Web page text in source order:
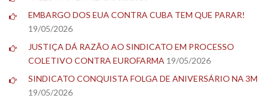
EMBARGO DOS EUA CONTRA CUBA TEM QUE PARAR!
19/05/2026
JUSTIÇA DÁ RAZÃO AO SINDICATO EM PROCESSO
COLETIVO CONTRA EUROFARMA 19/05/2026
SINDICATO CONQUISTA FOLGA DE ANIVERSÁRIO NA 3M
19/05/2026